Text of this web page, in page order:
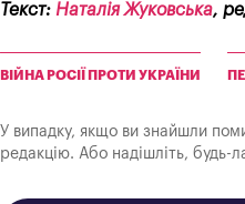
Текст: Наталія Жуковська,
ВІЙНА РОСІЇ ПРОТИ УКРАЇНИ
У випадку, якщо ви знайшли
редакцію. Або надішліть, будь-